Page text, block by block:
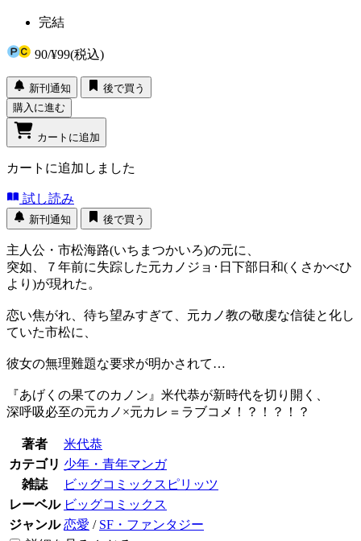
完結
90/¥99(税込)
新刊通知
後で買う
購入に進む
カートに追加
カートに追加しました
試し読み
新刊通知 後で買う
主人公・市松海路(いちまつかいろ)の元に、
突如、７年前に失踪した元カノジョ･日下部日和(くさかべひ
より)が現れた。
恋い焦がれ、待ち望みすぎて、元カノ教の敬虔な信徒と化し
ていた市松に、
彼女の無理難題な要求が明かされて…
『あげくの果てのカノン』米代恭が新時代を切り開く、
深呼吸必至の元カノ×元カレ＝ラブコメ！？！？！？
著者
米代恭
カテゴリ 少年・青年マンガ
雑誌
ビッグコミックスピリッツ
レーベル ビッグコミックス
ジャンル 恋愛 / SF・ファンタジー